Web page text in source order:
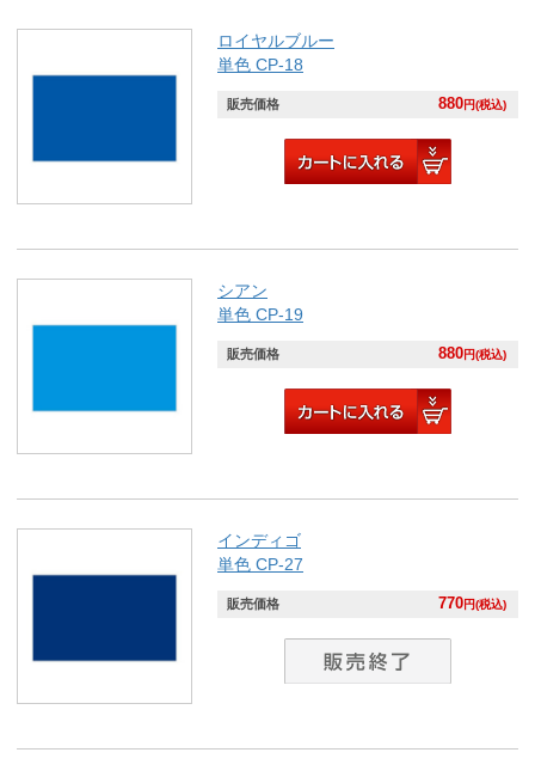
ロイヤルブルー
単色 CP-18
販売価格 880円(税込)
シアン
単色 CP-19
販売価格 880円(税込)
インディゴ
単色 CP-27
販売価格 770円(税込)